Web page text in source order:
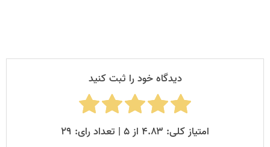
دیدگاه خود را ثبت کنید
امتیاز کلی: ۴.۸۳ از ۵ | تعداد رای: ۲۹